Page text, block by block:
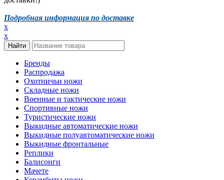
Подробная информация по доставке
x
x
Бренды
Распродажа
Охотничьи ножи
Складные ножи
Военные и тактические ножи
Спортивные ножи
Туристические ножи
Выкидные автоматические ножи
Выкидные полуавтоматические ножи
Выкидные фронтальные
Реплики
Балисонги
Мачете